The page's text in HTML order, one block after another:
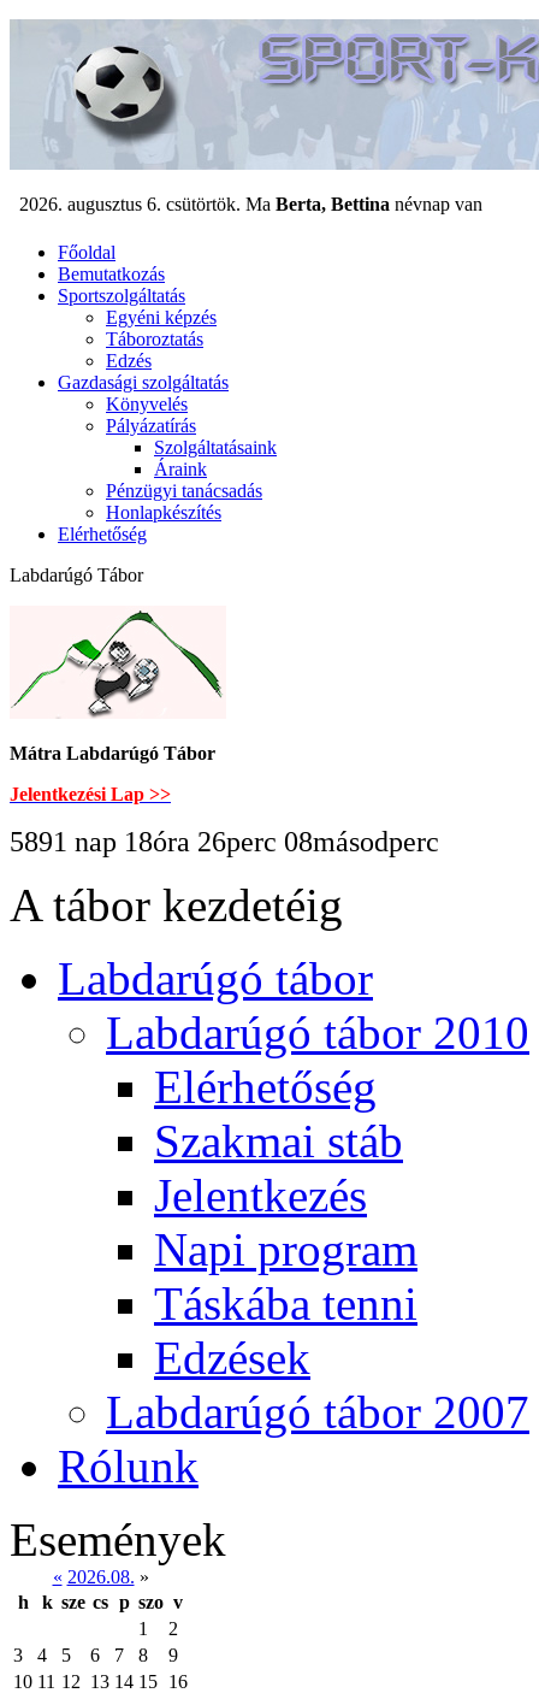
Főoldal
Bemutatkozás
Sportszolgáltatás
Egyéni képzés
Táboroztatás
Edzés
Gazdasági szolgáltatás
Könyvelés
Pályázatírás
Szolgáltatásaink
Áraink
Pénzügyi tanácsadás
Honlapkészítés
Elérhetőség
Labdarúgó Tábor
Mátra Labdarúgó Tábor
Jelentkezési Lap >>
5891 nap 18óra 26perc 09másodperc
A tábor kezdetéig
Labdarúgó tábor
Labdarúgó tábor 2010
Elérhetőség
Szakmai stáb
Jelentkezés
Napi program
Táskába tenni
Edzések
Labdarúgó tábor 2007
Rólunk
Események
« 2026.08. »
h
k sze cs p szo v
1
2
3
4 5 6 7 8
9
10 11 12 13 14 15 16